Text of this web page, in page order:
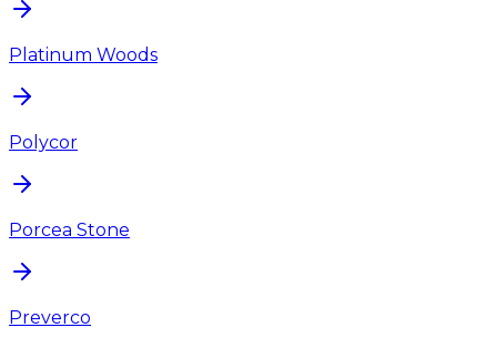
Platinum Woods
Polycor
Porcea Stone
Preverco